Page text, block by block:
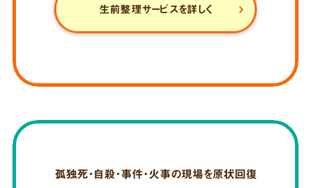
生前整理サービスを詳しく
孤独死・自殺・事件・火事の現場を原状回復